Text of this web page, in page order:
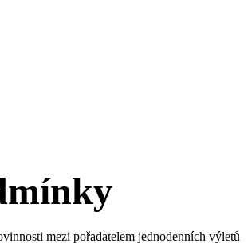
mezi pořadatelem jednodenních výletů